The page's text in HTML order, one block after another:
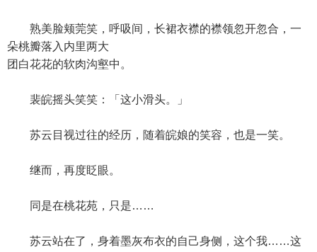
熟美脸颊莞笑，呼吸间，长裙衣襟的襟领忽开忽合，一
朵桃瓣落入内里两大
团白花花的软肉沟壑中。
裴皖摇头笑笑：「这小滑头。」
苏云目视过往的经历，随着皖娘的笑容，也是一笑。
继而，再度眨眼。
同是在桃花苑，只是……
苏云站在了，身着墨灰布衣的自己身侧，这个我……这